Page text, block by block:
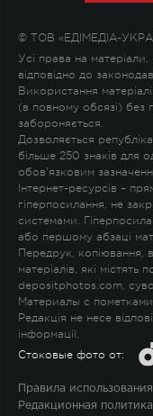
© ТОВ «ЕДІМЕДІА-
Усі права на
відповідно до
Використання
(в повному обсязі) без
забороняється.
Дозволяється
більше 250 знаків для
обов'язковим
Інтернет-ресурсів –
гіперпосилання, не
системами.
або першому абзаці
Передрук, копіювання,
матеріалів, які
depositphotos.com,
Материалы с пометками
Редакція не несе
інформації.
Стоковые фото от:
Правила
Редакционная политика